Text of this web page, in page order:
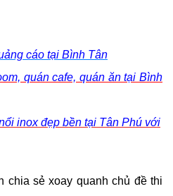
cáo tại Bình Tân
quán cafe, quán ăn tại Bình
inox đẹp bền tại Tân Phú với
chia sẻ xoay quanh chủ đề thi